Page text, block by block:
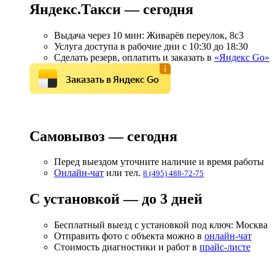
Яндекс.Такси — сегодня
Выдача через 10 мин: Живарёв переулок, 8с3
Услуга доступа в рабочие дни с 10:30 до 18:30
Сделать резерв, оплатить и заказать в «Яндекс Go»
Заказать в Яндекс Go
Самовывоз — сегодня
Перед выездом уточните наличие и время работы
Онлайн-чат или тел. 8 (495) 488-72-75
С установкой — до 3 дней
Бесплатный выезд с установкой под ключ: Москва
Отправить фото с объекта можно в онлайн-чат
Стоимость диагностики и работ в прайс-листе